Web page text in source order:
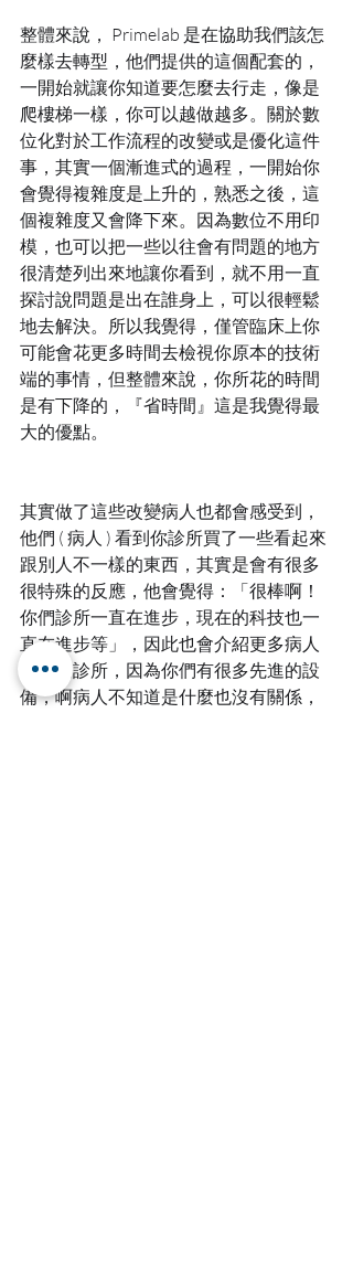
整體來說， Primelab 是在協助我們該怎
麼樣去轉型，他們提供的這個配套的，
一開始就讓你知道要怎麼去行走，像是
爬樓梯一樣，你可以越做越多。關於數
位化對於工作流程的改變或是優化這件
事，其實一個漸進式的過程，一開始你
會覺得複雜度是上升的，熟悉之後，這
個複雜度又會降下來。因為數位不用印
模，也可以把一些以往會有問題的地方
很清楚列出來地讓你看到，就不用一直
探討說問題是出在誰身上，可以很輕鬆
地去解決。所以我覺得，僅管臨床上你
可能會花更多時間去檢視你原本的技術
端的事情，但整體來說，你所花的時間
是有下降的，『省時間』這是我覺得最
大的優點。
其實做了這些改變病人也都會感受到，
他們 ( 病人 ) 看到你診所買了一些看起來
跟別人不一樣的東西，其實是會有很多
很特殊的反應，他會覺得：「很棒啊！
你們診所一直在進步，現在的科技也一
直在進步等」，因此也會介紹更多病人
來你的診所，因為你們有很多先進的設
備，啊病人不知道是什麼也沒有關係，